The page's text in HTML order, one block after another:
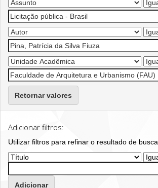
Retornar valores
Adicionar filtros:
Utilizar filtros para refinar o resultado de busca.